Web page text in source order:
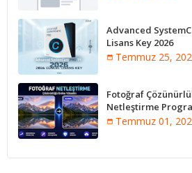
Advanced
Lisans Key 2026
Temmuz 25,
Fotoğraf
Netleştirme
Temmuz 01,